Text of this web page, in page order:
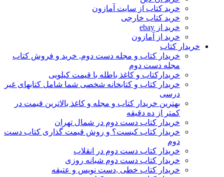
خرید کتاب از سایت آمازون
خرید کتاب خارجی
خرید از ebay
خرید از آمازون
خریدار کتاب
خریدار کتاب و مجله دست دوم, خرید و فروش کتاب
مجله دست دوم
خریدارکتاب و کاغذ باطله با قیمت کیلویی
خریدار کتاب و کتابخانه شخصی شما شامل کتابهای غیر
درسی
بهترین خریدار کتاب و مجله و کاغذ بالاترین قیمت در
کمتر از ده دقیقه
خریدار کتاب دست دوم در شمال تهران
خریدار کتاب کیست؟ و روش قیمت گذاری کتاب دست
دوم
خریدار کتاب دست دوم در انقلاب
خریدار کتاب دست دوم شبانه روزی
خریدار کتاب خطی ,دست نویس و عتیقه